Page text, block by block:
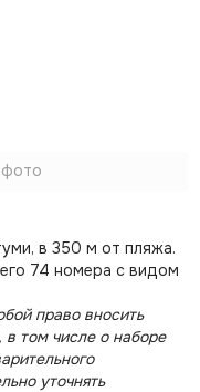
в 350 м от пляжа.
74 номера с видом
право вносить
том числе о наборе
уточнять